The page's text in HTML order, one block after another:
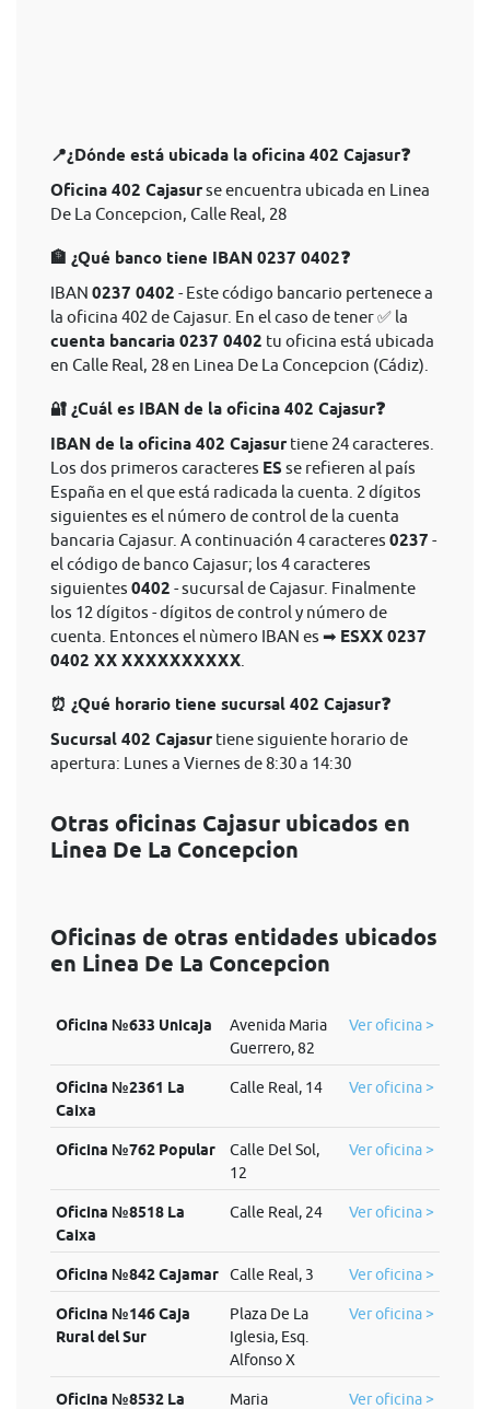
📍¿Dónde está ubicada la oficina 402 Cajasur❓
Oficina 402 Cajasurse encuentra ubicada en Linea
De La Concepcion, Calle Real, 28
🏦 ¿Qué banco tiene IBAN 0237 0402❓
IBAN 0237 0402 - Este código bancario pertenece a
la oficina 402 de Cajasur. En el caso de tener ✅ la
cuenta bancaria 0237 0402 tu oficina está ubicada
en Calle Real, 28 en Linea De La Concepcion (Cádiz).
🔐 ¿Cuál es IBAN de la oficina 402 Cajasur❓
IBAN de la oficina 402 Cajasur tiene 24 caracteres.
Los dos primeros caracteres ES se refieren al país
España en el que está radicada la cuenta. 2 dígitos
siguientes es el número de control de la cuenta
bancaria Cajasur. A continuación 4 caracteres 0237 -
el código de banco Cajasur; los 4 caracteres
siguientes 0402 - sucursal de Cajasur. Finalmente
los 12 dígitos - dígitos de control y número de
cuenta. Entonces el nùmero IBAN es ➡ ESXX 0237
0402 XX XXXXXXXXXX
⏰ ¿Qué horario tiene sucursal 402 Cajasur❓
Sucursal 402 Cajasur tiene siguiente horario de
apertura: Lunes a Viernes de 8:30 a 14:30
Otras oficinas Cajasur ubicados en
Linea De La Concepcion
Oficinas de otras entidades ubicados
en Linea De La Concepcion
Oficina №633 Unicaja
Avenida Maria
Guerrero, 82
Ver oficina >
Oficina №2361 La
Caixa
Calle Real, 14 Ver oficina >
Oficina №762 Popular
Calle Del Sol,
12
Ver oficina >
Oficina №8518 La
Caixa
Calle Real, 24 Ver oficina >
Oficina №842 Cajamar Calle Real, 3 Ver oficina >
Oficina №146 Caja
Rural del Sur
Plaza De La
Iglesia, Esq.
Alfonso X
Ver oficina >
Oficina №8532 La
Maria
Ver oficina >